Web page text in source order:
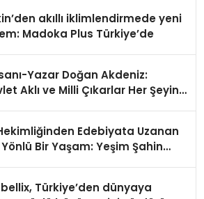
akıllı iklimlendirmede yeni
Madoka Plus Türkiye’de
Yazar Doğan Akdeniz:
Aklı ve Milli Çıkarlar Her Şeyin
Edebiyata Uzanan
Bir Yaşam: Yeşim Şahin
Türkiye’den dünyaya